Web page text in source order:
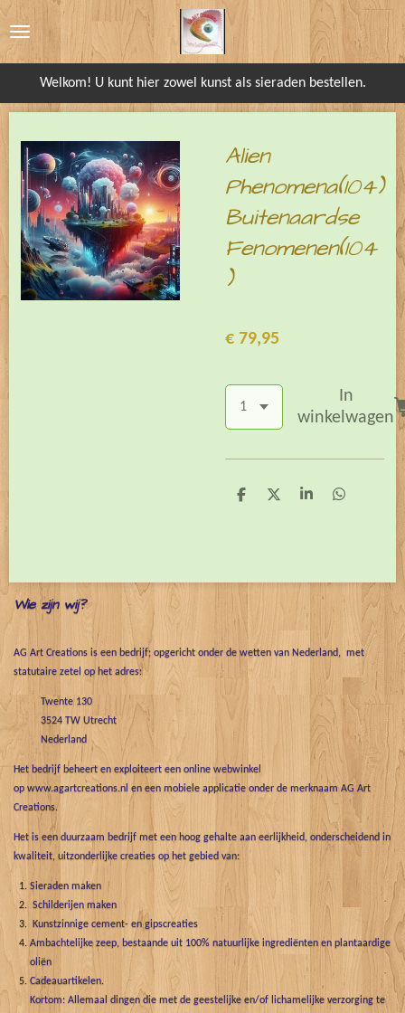
direct
Welkom! U kunt hier zowel kunst als sieraden bestellen.
Alien
Phenomena(104)
Buitenaardse
Fenomenen(104
)
€ 79,95
In
winkelwagen
D
D
S
D
Wie zijn wij?
AG Art Creations is een bedrijf; opgericht onder de wetten van Nederland, met
statutaire zetel op het adres:
Twente 130
3524 TW Utrecht
Nederland
Het bedrijf beheert en exploiteert een online webwinkel
op www.agartcreations.nl en een mobiele applicatie onder de merknaam AG Art
Creations.
Het is een duurzaam bedrijf met een hoog gehalte aan eerlijkheid, onderscheidend in
kwaliteit, uitzonderlijke creaties op het gebied van:
Sieraden maken
Schilderijen maken
Kunstzinnige cement- en gipscreaties
Ambachtelijke zeep, bestaande uit 100% natuurlijke ingrediënten en plantaardige
oliën
Cadeauartikelen.
Kortom: Allemaal dingen die met de geestelijke en/of lichamelijke verzorging te